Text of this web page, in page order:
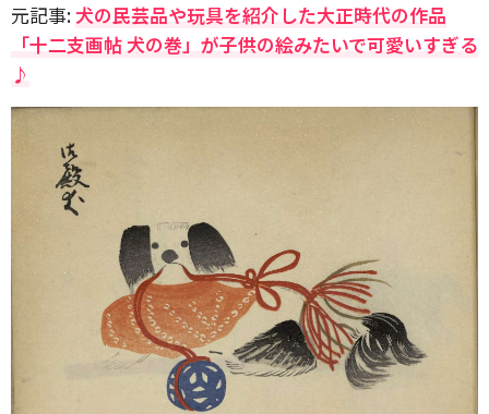
元記事:犬の民芸品や玩具を紹介した大正時代の作品
「十二支画帖 犬の巻」が子供の絵みたいで可愛いすぎる
♪